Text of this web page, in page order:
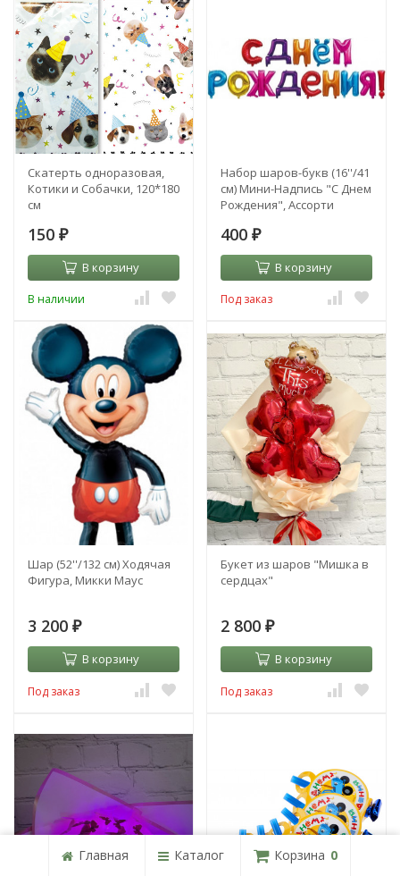
Скатерть одноразовая,
Котики и Собачки, 120*180
см
150 ₽
В корзину
В наличии
Набор шаров-букв (16''/41
см) Мини-Надпись "С Днем
Рождения", Ассорти
400 ₽
В корзину
Под заказ
Шар (52''/132 см) Ходячая
Фигура, Микки Маус
3 200 ₽
В корзину
Под заказ
Букет из шаров "Мишка в
сердцах"
2 800 ₽
В корзину
Под заказ
Главная Каталог Корзина 0